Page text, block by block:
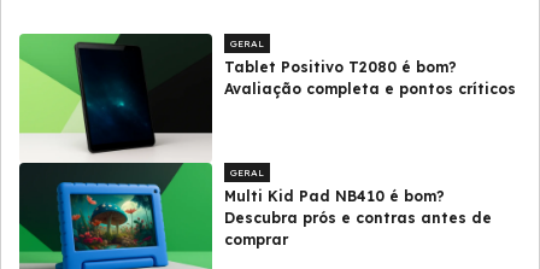
GERAL
Tablet Positivo T2080 é bom?
Avaliação completa e pontos críticos
GERAL
Multi Kid Pad NB410 é bom?
Descubra prós e contras antes de
comprar